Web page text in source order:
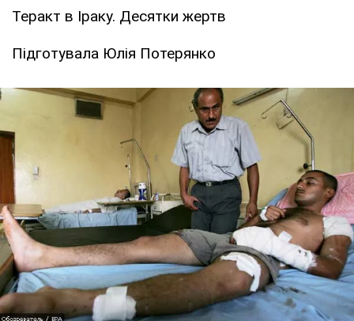
Теракт в Іраку. Десятки жертв
Підготувала Юлія Потерянко